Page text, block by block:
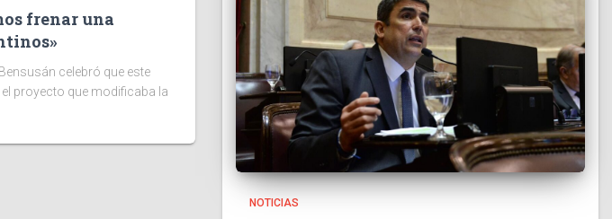
frenar una
celebró que este
proyecto que modificaba la
NOTICIAS